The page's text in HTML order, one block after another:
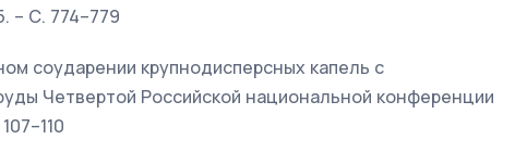
– С. 774–779
соударении крупнодисперсных капель с
Четвертой Российской национальной конференции